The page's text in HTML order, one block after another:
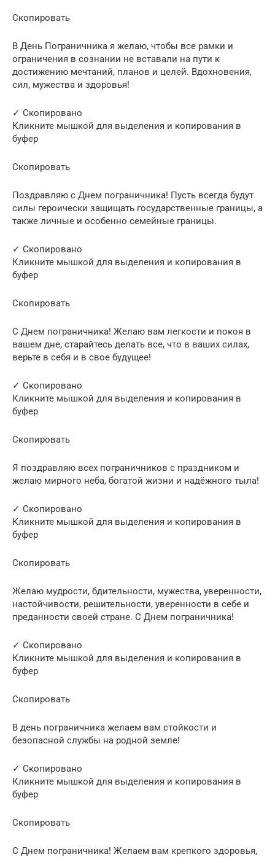
Скопировать
В День Пограничника я желаю, чтобы все рамки и
ограничения в сознании не вставали на пути к
достижению мечтаний, планов и целей. Вдохновения,
сил, мужества и здоровья!
✓ Скопировано
Кликните мышкой для выделения и копирования в
буфер
Скопировать
Поздравляю с Днем пограничника! Пусть всегда будут
силы героически защищать государственные границы, а
также личные и особенно семейные границы.
✓ Скопировано
Кликните мышкой для выделения и копирования в
буфер
Скопировать
С Днем пограничника! Желаю вам легкости и покоя в
вашем дне, старайтесь делать все, что в ваших силах,
верьте в себя и в свое будущее!
✓ Скопировано
Кликните мышкой для выделения и копирования в
буфер
Скопировать
Я поздравляю всех пограничников с праздником и
желаю мирного неба, богатой жизни и надёжного тыла!
✓ Скопировано
Кликните мышкой для выделения и копирования в
буфер
Скопировать
Желаю мудрости, бдительности, мужества, уверенности,
настойчивости, решительности, уверенности в себе и
преданности своей стране. С Днем пограничника!
✓ Скопировано
Кликните мышкой для выделения и копирования в
буфер
Скопировать
В день пограничника желаем вам стойкости и
безопасной службы на родной земле!
✓ Скопировано
Кликните мышкой для выделения и копирования в
буфер
Скопировать
С Днем пограничника! Желаем вам крепкого здоровья,